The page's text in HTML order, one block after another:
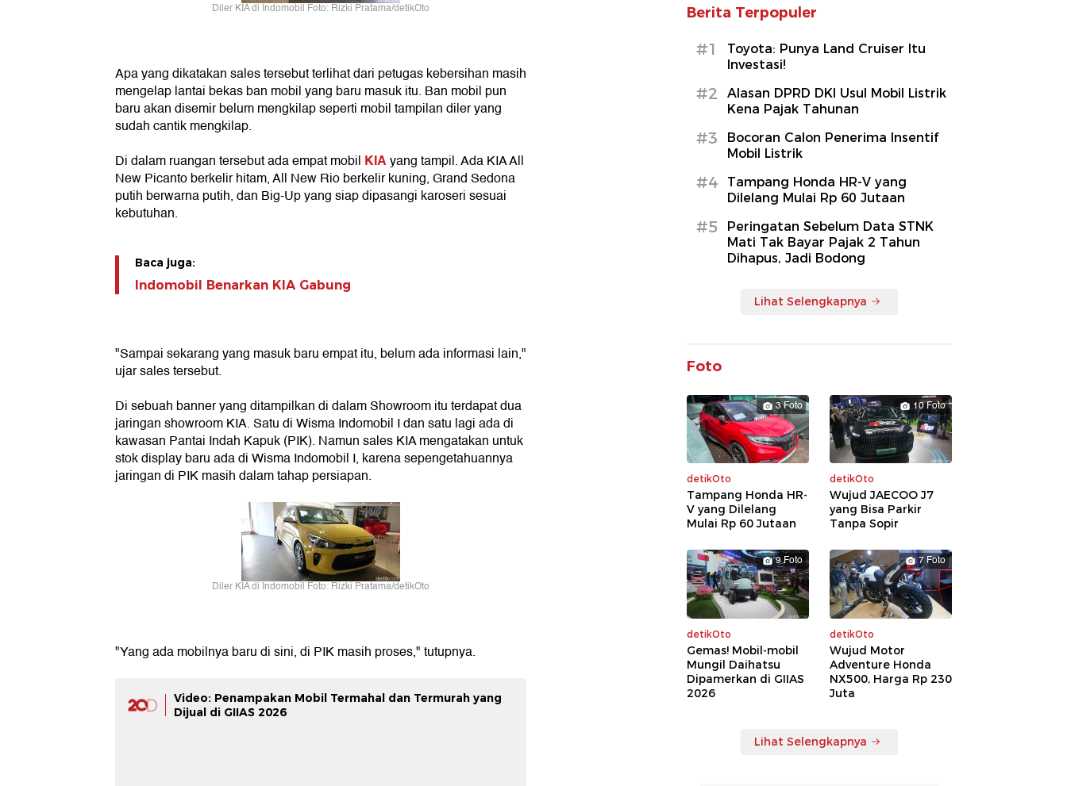
Diler KIA di Indomobil Foto: Rizki Pratama/detikOto
Apa yang dikatakan sales tersebut terlihat dari petugas kebersihan masih
mengelap lantai bekas ban mobil yang baru masuk itu. Ban mobil pun
baru akan disemir belum mengkilap seperti mobil tampilan diler yang
sudah cantik mengkilap.
Di dalam ruangan tersebut ada empat mobil KIAyang tampil. Ada KIA All
New Picanto berkelir hitam, All New Rio berkelir kuning, Grand Sedona
putih berwarna putih, dan Big-Up yang siap dipasangi karoseri sesuai
kebutuhan.
Baca juga:
Indomobil Benarkan KIA Gabung
"Sampai sekarang yang masuk baru empat itu, belum ada informasi lain,"
ujar sales tersebut.
Di sebuah banner yang ditampilkan di dalam Showroom itu terdapat dua
jaringan showroom KIA. Satu di Wisma Indomobil I dan satu lagi ada di
kawasan Pantai Indah Kapuk (PIK). Namun sales KIA mengatakan untuk
stok display baru ada di Wisma Indomobil I, karena sepengetahuannya
jaringan di PIK masih dalam tahap persiapan.
Diler KIA di Indomobil Foto: Rizki Pratama/detikOto
"Yang ada mobilnya baru di sini, di PIK masih proses," tutupnya.
Video: Penampakan Mobil Termahal dan Termurah yang
Dijual di GIIAS 2026
Berita Terpopuler
#1
Toyota: Punya Land Cruiser Itu
Investasi!
#2
Alasan DPRD DKI Usul Mobil Listrik
Kena Pajak Tahunan
#3
Bocoran Calon Penerima Insentif
Mobil Listrik
#4
Tampang Honda HR-V yang
Dilelang Mulai Rp 60 Jutaan
#5
Peringatan Sebelum Data STNK
Mati Tak Bayar Pajak 2 Tahun
Dihapus, Jadi Bodong
Lihat Selengkapnya
Foto
3 Foto
detikOto
Tampang Honda HR-
V yang Dilelang
Mulai Rp 60 Jutaan
10 Foto
detikOto
Wujud JAECOO J7
yang Bisa Parkir
Tanpa Sopir
9 Foto
detikOto
Gemas! Mobil-mobil
Mungil Daihatsu
Dipamerkan di GIIAS
2026
7 Foto
detikOto
Wujud Motor
Adventure Honda
NX500, Harga Rp 230
Juta
Lihat Selengkapnya